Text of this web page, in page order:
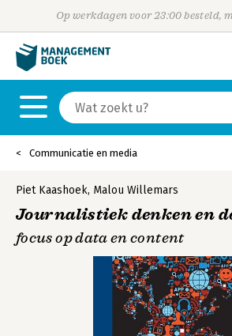
Op werkdagen voor 23:00 besteld,
Communicatie en media
Piet Kaashoek, Malou Willemars
Journalistiek denken en
focus op data en content